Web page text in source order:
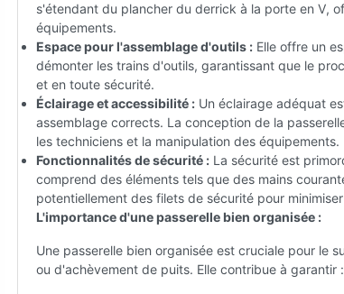
s'étendant du plancher du derrick à la porte en V,
équipements.
Espace pour l'assemblage d'outils : Elle offre un
démonter les trains d'outils, garantissant que le
et en toute sécurité.
Éclairage et accessibilité : Un éclairage adéquat
assemblage corrects. La conception de la
les techniciens et la manipulation des équipements.
Fonctionnalités de sécurité : La sécurité est
comprend des éléments tels que des mains
potentiellement des filets de sécurité pour
L'importance d'une passerelle bien organisée :
Une passerelle bien organisée est cruciale pour le
ou d'achèvement de puits. Elle contribue à garantir :